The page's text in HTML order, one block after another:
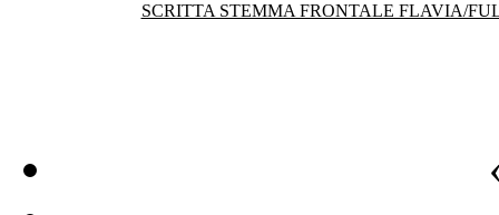
SCRITTA STEMMA FRONTALE FLAVIA/